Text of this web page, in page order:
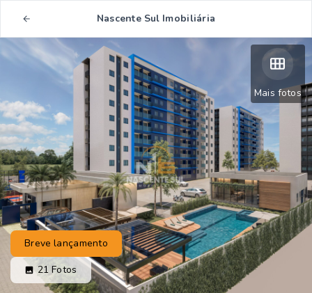
Nascente Sul Imobiliária
Mais fotos
Breve lançamento
21 Fotos